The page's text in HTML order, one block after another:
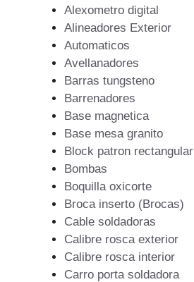
Alexometro digital
Alineadores Exterior
Automaticos
Avellanadores
Barras tungsteno
Barrenadores
Base magnetica
Base mesa granito
Block patron rectangular
Bombas
Boquilla oxicorte
Broca inserto (Brocas)
Cable soldadoras
Calibre rosca exterior
Calibre rosca interior
Carro porta soldadora